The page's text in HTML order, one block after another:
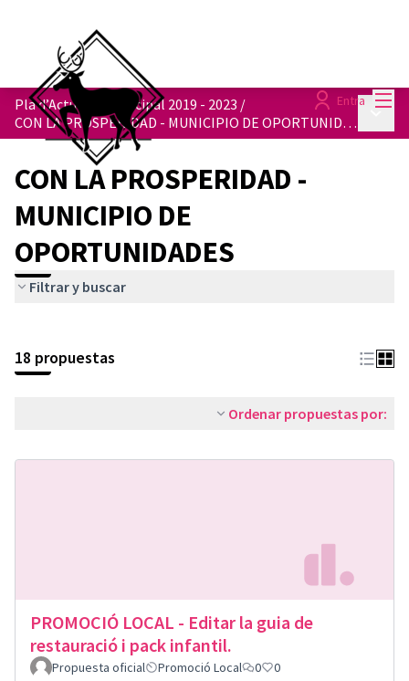
Entra
Pla d’Actuació Municipal 2019 - 2023 /
CON LA PROSPERIDAD - MUNICIPIO DE OPORTUNIDADES
CON LA PROSPERIDAD -
MUNICIPIO DE
OPORTUNIDADES
Filtrar y buscar
18 propuestas
Ordenar propuestas por:
PROMOCIÓ LOCAL - Editar la guia de
restauració i pack infantil.
Propuesta oficial Promoció Local 0 0